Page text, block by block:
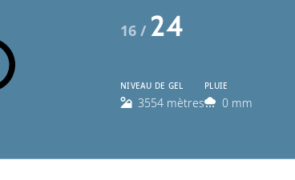
16 / 24
NIVEAU DE GEL
3554 mètres
PLUIE
0 mm